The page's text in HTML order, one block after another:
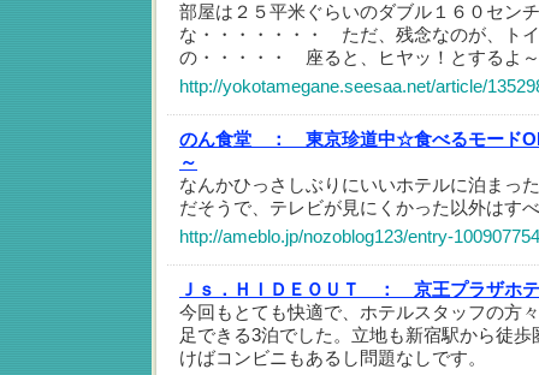
部屋は２５平米ぐらいのダブル１６０セン
な・・・・・・・ ただ、残念なのが、ト
の・・・・・ 座ると、ヒヤッ！とするよ
http://yokotamegane.seesaa.net/article/
のん食堂 ：
東京珍道中☆食べるモード
～
なんかひっさしぶりにいいホテルに泊まっ
だそうで、テレビが見にくかった以外はす
http://ameblo.jp/nozoblog123/entry-
Ｊｓ．ＨＩＤＥＯＵＴ ：
京王プラザホ
今回もとても快適で、ホテルスタッフの方
足できる3泊でした。立地も新宿駅から徒
けばコンビニもあるし問題なしです。